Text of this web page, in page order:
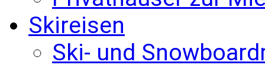
Skireisen
Ski- und